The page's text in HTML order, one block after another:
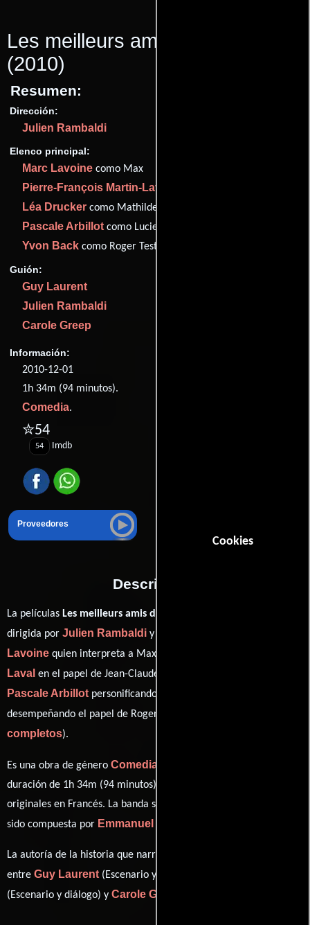
Cookies
Les meilleurs amis du monde
(2010)
Resumen:
Dirección:
Julien Rambaldi
Elenco principal:
Marc Lavoine como Max
Pierre-François Martin-Laval
Léa Drucker como Mathilde
Pascale Arbillotcomo Lucie
Yvon Back como Roger Teston
Guión:
Guy Laurent
Julien Rambaldi
Carole Greep
Información:
2010-12-01
1h 34m (94 minutos).
Comedia.
✮54
54 Imdb
Proveedores
Descripción
La películas Les meilleurs amis du monde
dirigida por Julien Rambaldi y protagonizada por
Lavoine quien interpreta a Max,
Laval en el papel de Jean-Claude,
Pascale Arbillotpersonificando a Lucie y
desempeñando el papel de Roger Teston (
completos).
Es una obra de género Comedia
duración de 1h 34m (94 minutos), esta película tiene diálogos
originales en Francés. La banda sonora para esta producción ha
sido compuesta por Emmanuel Rambaldi
La autoría de la historia que narra esta obra está compartida
entre Guy Laurent(Escenario y diálogo),
(Escenario y diálogo) y Carole Greep